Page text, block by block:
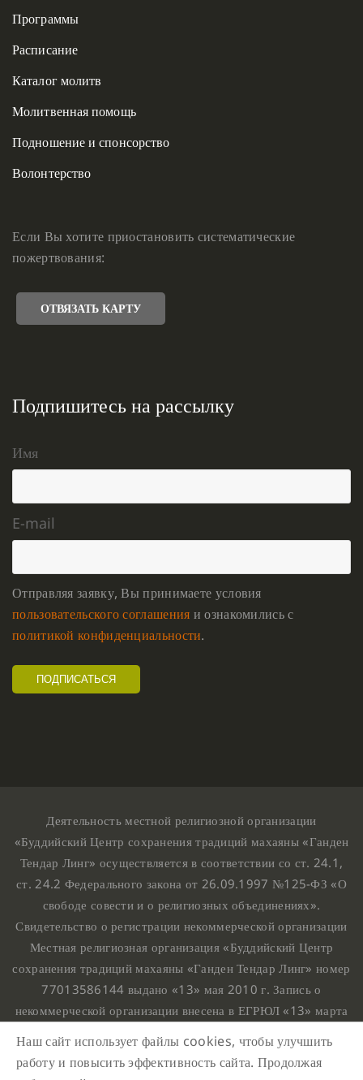
Программы
Расписание
Каталог молитв
Молитвенная помощь
Подношение и спонсорство
Волонтерство
Если Вы хотите приостановить систематические
пожертвования:
ОТВЯЗАТЬ КАРТУ
Подпишитесь на рассылку
Имя
E-mail
Отправляя заявку, Вы принимаете условия
пользовательского соглашения и ознакомились с
политикой конфиденциальности.
Деятельность местной религиозной организации
«Буддийский Центр сохранения традиций махаяны «Ганден
Тендар Линг» осуществляется в соответствии со ст. 24.1,
ст. 24.2 Федерального закона от 26.09.1997 №125-ФЗ «О
свободе совести и о религиозных объединениях».
Свидетельство о регистрации некоммерческой организации
Местная религиозная организация «Буддийский Центр
сохранения традиций махаяны «Ганден Тендар Линг» номер
77013586144 выдано «13» мая 2010 г. Запись о
некоммерческой организации внесена в ЕГРЮЛ «13» марта
номером 1107799015708.
Ганден Тендар Линг © 2020 Все права защищены
Наш сайт использует файлы cookies, чтобы улучшить
работу и повысить эффективность сайта. Продолжая